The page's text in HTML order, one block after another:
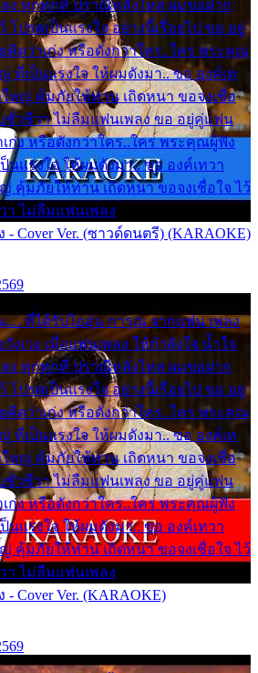
ง ทุกทุกที่ ปราณีหลั่งไหล ผมขอฝาก
โปรดเป็นแรงใจ อย่างนี้เรื่อยไป ขอ อยู่
คิดว่าเก่ง หรือดังกว่าใคร..ใคร พระคุณ
ที่เป็นแรงใจ ให้ผมดังมา.. ขอ องค์เท
หญ่ คุ้มภัยให้ท่าน เถิดหนา ขอจงเชื่อ
บชั่วชีวา ไม่ลืมแฟนเพลง ขอ อยู่คู่แฟน
เก่ง หรือดังกว่าใคร..ใคร พระคุณผู้ฟัง
นแรงใจ ให้ผมดังมา.. ขอ องค์เทวา
คุ้มภัยให้ท่าน เถิดหนา ขอจงเชื่อใจ ไว้
า ไม่ลืมแฟนเพลง
Cover Ver. (ซาวด์ดนตรี) (KARAOKE)
ที่ได้รับไออุ่น การุณ จากแฟน เพลง
งเวง เมื่อแฟนเพลง ให้กำลังใจ น้ำใจ
ง ทุกทุกที่ ปราณีหลั่งไหล ผมขอฝาก
โปรดเป็นแรงใจ อย่างนี้เรื่อยไป ขอ อยู่
คิดว่าเก่ง หรือดังกว่าใคร..ใคร พระคุณ
ที่เป็นแรงใจ ให้ผมดังมา.. ขอ องค์เท
หญ่ คุ้มภัยให้ท่าน เถิดหนา ขอจงเชื่อ
บชั่วชีวา ไม่ลืมแฟนเพลง ขอ อยู่คู่แฟน
เก่ง หรือดังกว่าใคร..ใคร พระคุณผู้ฟัง
นแรงใจ ให้ผมดังมา.. ขอ องค์เทวา
คุ้มภัยให้ท่าน เถิดหนา ขอจงเชื่อใจ ไว้
า ไม่ลืมแฟนเพลง
Cover Ver. (KARAOKE)